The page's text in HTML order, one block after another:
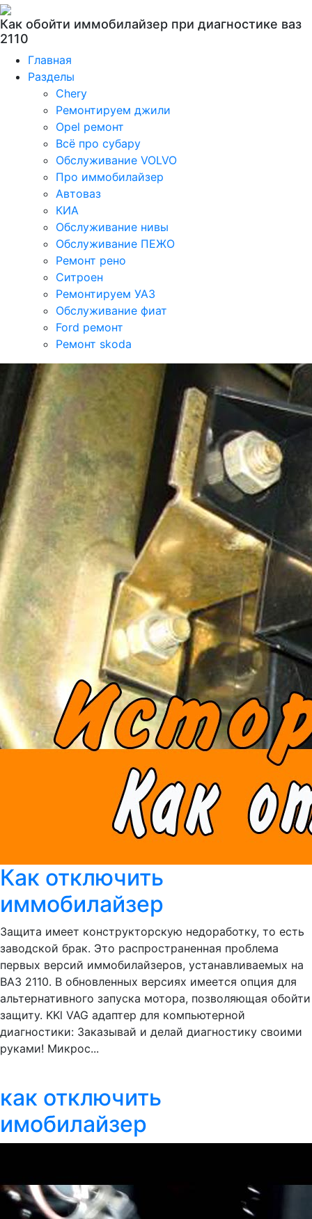
Как обойти иммобилайзер при диагностике ваз
2110
Главная
Разделы
Chery
Ремонтируем джили
Opel ремонт
Всё про субару
Обслуживание VOLVO
Про иммобилайзер
Автоваз
КИА
Обслуживание нивы
Обслуживание ПЕЖО
Ремонт рено
Ситроен
Ремонтируем УАЗ
Обслуживание фиат
Ford ремонт
Ремонт skoda
Как отключить
иммобилайзер
Защита имеет конструкторскую недоработку, то есть
заводской брак. Это распространенная проблема
первых версий иммобилайзеров, устанавливаемых на
ВАЗ 2110. В обновленных версиях имеется опция для
альтернативного запуска мотора, позволяющая обойти
защиту. KKl VAG адаптер для компьютерной
диагностики: Заказывай и делай диагностику своими
руками! Микрос...
как отключить
имобилайзер